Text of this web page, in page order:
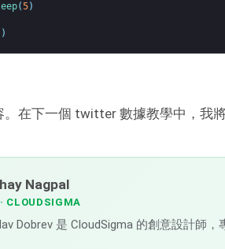
(5)
)
在下一個 twitter 數據教學中，我
Nagpal
· CLOUDSIGMA
Dobrev 是 CloudSigma 的創意設計師